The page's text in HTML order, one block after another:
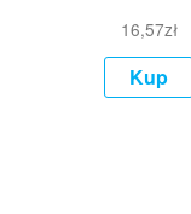
16,57zł
Kup